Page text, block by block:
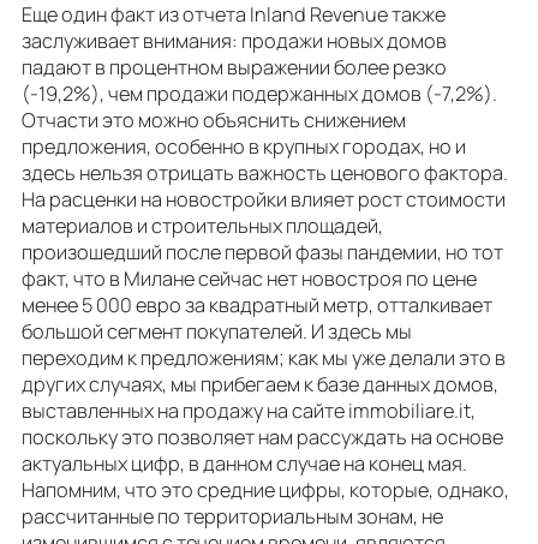
Еще один факт из отчета Inland Revenue также
заслуживает внимания: продажи новых домов
падают в процентном выражении более резко
(-19,2%), чем продажи подержанных домов (-7,2%).
Отчасти это можно объяснить снижением
предложения, особенно в крупных городах, но и
здесь нельзя отрицать важность ценового фактора.
На расценки на новостройки влияет рост стоимости
материалов и строительных площадей,
произошедший после первой фазы пандемии, но тот
факт, что в Милане сейчас нет новостроя по цене
менее 5 000 евро за квадратный метр, отталкивает
большой сегмент покупателей. И здесь мы
переходим к предложениям; как мы уже делали это в
других случаях, мы прибегаем к базе данных домов,
выставленных на продажу на сайте immobiliare.it,
поскольку это позволяет нам рассуждать на основе
актуальных цифр, в данном случае на конец мая.
Напомним, что это средние цифры, которые, однако,
рассчитанные по территориальным зонам, не